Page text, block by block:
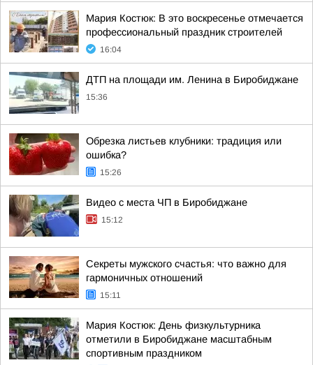
Мария Костюк: В это воскресенье отмечается
профессиональный праздник строителей
16:04
ДТП на площади им. Ленина в Биробиджане
15:36
Обрезка листьев клубники: традиция или
ошибка?
15:26
Видео с места ЧП в Биробиджане
15:12
Секреты мужского счастья: что важно для
гармоничных отношений
15:11
Мария Костюк: День физкультурника
отметили в Биробиджане масштабным
спортивным праздником